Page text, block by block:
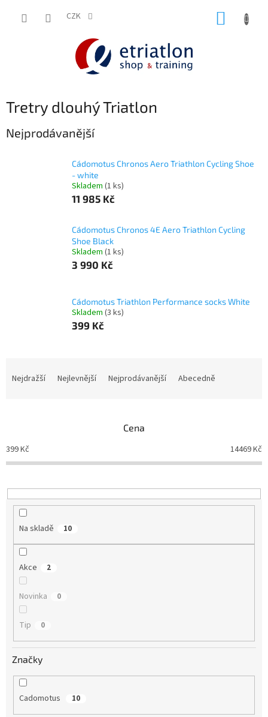
CZK
Tretry dlouhý Triatlon
Nejprodávanější
Cádomotus Chronos Aero Triathlon Cycling Shoe
- white
Skladem (1 ks)
11 985 Kč
Cádomotus Chronos 4E Aero Triathlon Cycling
Shoe Black
Skladem (1 ks)
3 990 Kč
Cádomotus Triathlon Performance socks White
Skladem (3 ks)
399 Kč
p
r
o
u
Nejdražší Nejlevnější Nejprodávanější Abecedně
Cena
399Kč 14469Kč
Na skladě 10
Akce 2
Novinka 0
Tip 0
Značky
Cadomotus 10
shop.etriatlon.cz - Chat